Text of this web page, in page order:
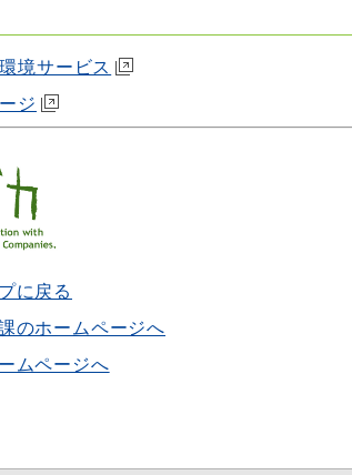
境サービス
ジ
に戻る
のホームページへ
ムページへ